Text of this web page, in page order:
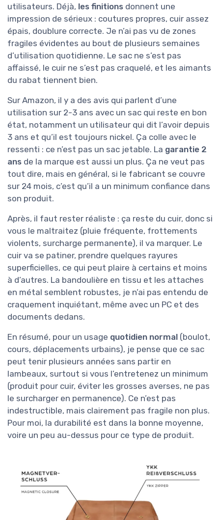
utilisateurs. Déjà, les finitions donnent une
impression de sérieux : coutures propres, cuir assez
épais, doublure correcte. Je n’ai pas vu de zones
fragiles évidentes au bout de plusieurs semaines
d’utilisation quotidienne. Le sac ne s’est pas
affaissé, le cuir ne s’est pas craquelé, et les aimants
du rabat tiennent bien.
Sur Amazon, il y a des avis qui parlent d’une
utilisation sur 2-3 ans avec un sac qui reste en bon
état, notamment un utilisateur qui dit l’avoir depuis
3 ans et qu’il est toujours nickel. Ça colle avec le
ressenti : ce n’est pas un sac jetable. La garantie 2
ans de la marque est aussi un plus. Ça ne veut pas
tout dire, mais en général, si le fabricant se couvre
sur 24 mois, c’est qu’il a un minimum confiance dans
son produit.
Après, il faut rester réaliste : ça reste du cuir, donc si
vous le maltraitez (pluie fréquente, frottements
violents, surcharge permanente), il va marquer. Le
cuir va se patiner, prendre quelques rayures
superficielles, ce qui peut plaire à certains et moins
à d’autres. La bandoulière en tissu et les attaches
en métal semblent robustes, je n’ai pas entendu de
craquement inquiétant, même avec un PC et des
documents dedans.
En résumé, pour un usage quotidien normal (boulot,
cours, déplacements urbains), je pense que ce sac
peut tenir plusieurs années sans partir en
lambeaux, surtout si vous l’entretenez un minimum
(produit pour cuir, éviter les grosses averses, ne pas
le surcharger en permanence). Ce n’est pas
indestructible, mais clairement pas fragile non plus.
Pour moi, la durabilité est dans la bonne moyenne,
voire un peu au-dessus pour ce type de produit.